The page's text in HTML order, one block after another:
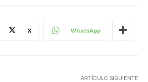
X WhatsApp
ARTÍCULO SIGUIENTE